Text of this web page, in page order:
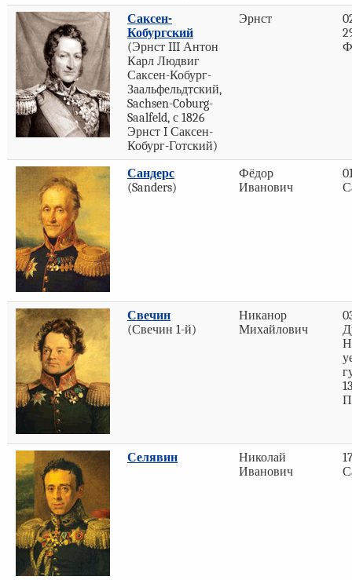
Саксен-
Кобургский
(Эрнст III Антон
Карл Людвиг
Саксен-Кобург-
Заальфельдтский,
Sachsen-Coburg-
Saalfeld, с 1826
Эрнст I Саксен-
Кобург-Готский)
Эрнст
Сандерс
(Sanders)
Фёдор
Иванович
Свечин
(Свечин 1-й)
Никанор
Михайлович
Селявин
Николай
Иванович